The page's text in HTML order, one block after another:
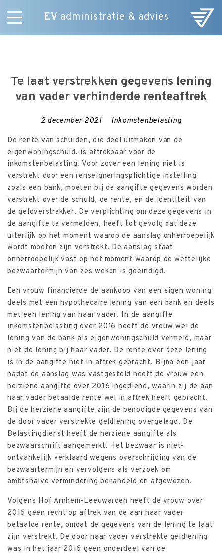
EV administratie & advies
Skip
Nieuws
Vacatures
Te laat verstrekken gegevens lening
van vader verhinderde renteaftrek
2 december 2021 Inkomstenbelasting
De rente van schulden, die deel uitmaken van de
eigenwoningschuld, is aftrekbaar voor de
inkomstenbelasting. Voor zover een lening niet is
verstrekt door een renseigneringsplichtige instelling
zoals een bank, moeten bij de aangifte gegevens worden
verstrekt over de schuld, de rente, en de identiteit van
de geldverstrekker. De verplichting om deze gegevens in
de aangifte te vermelden, heeft tot gevolg dat deze
uiterlijk op het moment waarop de aanslag onherroepelijk
wordt moeten zijn verstrekt. De aanslag staat
onherroepelijk vast op het moment waarop de wettelijke
bezwaartermijn van zes weken is geëindigd.
Een vrouw financierde de aankoop van een eigen woning
deels met een hypothecaire lening van een bank en deels
met een lening van haar vader. In de aangifte
inkomstenbelasting over 2016 heeft de vrouw wel de
lening van de bank als eigenwoningschuld vermeld, maar
niet de lening bij haar vader. De rente over deze lening
is in de aangifte niet in aftrek gebracht. Bijna een jaar
nadat de aanslag was vastgesteld heeft de vrouw een
herziene aangifte over 2016 ingediend, waarin zij de aan
haar vader betaalde rente wel in aftrek heeft gebracht.
Bij de herziene aangifte zijn de benodigde gegevens van
de door vader verstrekte geldlening overgelegd. De
Belastingdienst heeft de herziene aangifte als
bezwaarschrift aangemerkt. Het bezwaar is niet-
ontvankelijk verklaard wegens overschrijding van de
bezwaartermijn en vervolgens als verzoek om
ambtshalve vermindering behandeld en afgewezen.
Volgens Hof Arnhem-Leeuwarden heeft de vrouw over
2016 geen recht op aftrek van de aan haar vader
betaalde rente, omdat de gegevens van de lening te laat
zijn verstrekt. De door haar vader verstrekte geldlening
was in het jaar 2016 geen onderdeel van de